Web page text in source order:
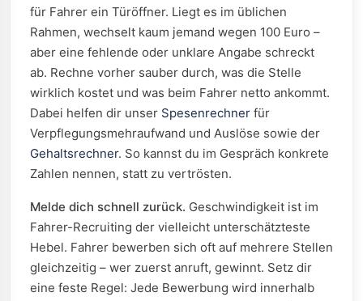
für Fahrer ein Türöffner. Liegt es im üblichen
Rahmen, wechselt kaum jemand wegen 100 Euro –
aber eine fehlende oder unklare Angabe schreckt
ab. Rechne vorher sauber durch, was die Stelle
wirklich kostet und was beim Fahrer netto ankommt.
Dabei helfen dir unser Spesenrechner für
Verpflegungsmehraufwand und Auslöse sowie der
Gehaltsrechner. So kannst du im Gespräch konkrete
Zahlen nennen, statt zu vertrösten.
Melde dich schnell zurück. Geschwindigkeit ist im
Fahrer-Recruiting der vielleicht unterschätzteste
Hebel. Fahrer bewerben sich oft auf mehrere Stellen
gleichzeitig – wer zuerst anruft, gewinnt. Setz dir
eine feste Regel: Jede Bewerbung wird innerhalb